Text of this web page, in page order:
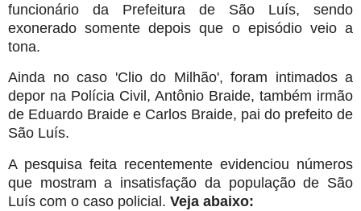
funcionário da Prefeitura de São Luís, sendo
exonerado somente depois que o episódio veio a
tona.
Ainda no caso 'Clio do Milhão', foram intimados a
depor na Polícia Civil, Antônio Braide, também irmão
de Eduardo Braide e Carlos Braide, pai do prefeito de
São Luís.
A pesquisa feita recentemente evidenciou números
que mostram a insatisfação da população de São
Luís com o caso policial. Veja abaixo: